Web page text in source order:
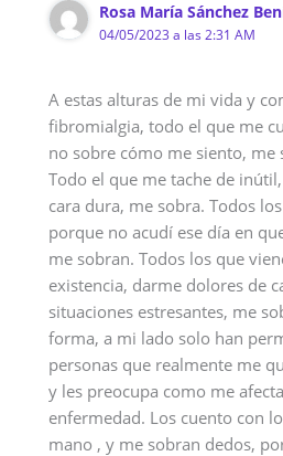
Rosa María Sánchez
04/05/2023 a las 2:31 AM
A estas alturas de mi vida y
fibromialgia, todo el que me
no sobre cómo me siento, me
Todo el que me tache de
cara dura, me sobra. Todos
porque no acudí ese día en
me sobran. Todos los que
existencia, darme dolores de
situaciones estresantes, me
forma, a mi lado solo han
personas que realmente me
y les preocupa como me
enfermedad. Los cuento con
mano , y me sobran dedos,